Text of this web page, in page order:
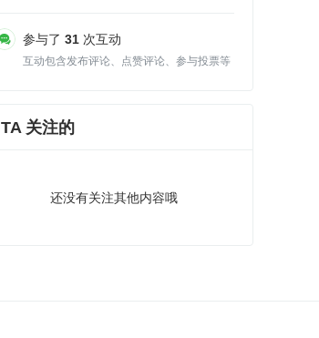
参与了 31 次互动
互动包含发布评论、点赞评论、参与投票等
TA 关注的
还没有关注其他内容哦